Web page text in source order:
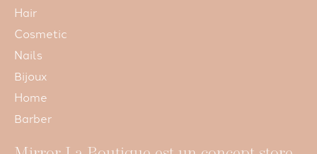
Hair
Cosmetic
Nails
Bijoux
Home
Barber